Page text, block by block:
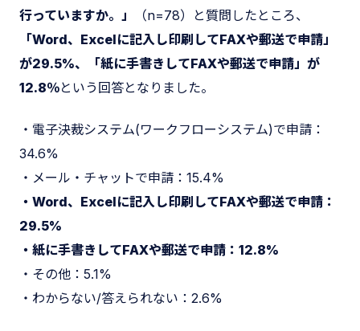
行っていますか。」
（n=78）と質問したところ、
「Word、Excelに記入し印刷してFAXや郵送で申請」
が29.5%、「紙に手書きしてFAXや郵送で申請」が
12.8％という回答となりました。
・電子決裁システム(ワークフローシステム)で申請：
34.6%
・メール・チャットで申請：15.4%
・Word、Excelに記入し印刷してFAXや郵送で申請：
29.5%
・紙に手書きしてFAXや郵送で申請：12.8%
・その他：5.1%
・わからない/答えられない：2.6%